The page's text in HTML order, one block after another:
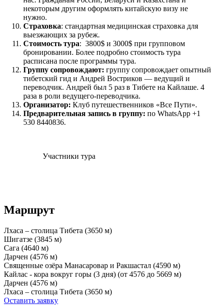
некоторым другим оформлять китайскую визу не
нужно.
Страховка: стандартная медицинская страховка для
выезжающих за рубеж.
Стоимость тура: 3800$ и 3000$ при групповом
бронировании. Более подробно стоимость тура
расписана после программы тура.
Группу сопровождают: группу сопровождает опытный
тибетский гид и Андрей Востриков — ведущий и
переводчик. Андрей был 5 раз в Тибете на Кайлаше. 4
раза в роли ведущего-переводчика.
Организатор: Клуб путешественников «Все Пути».
Предварительная запись в группу: по WhatsApp +1
530 8440836.
Участники тура
Маршрут
Лхаса – столица Тибета (3650 м)
Шигатзе (3845 м)
Сага (4640 м)
Дарчен (4576 м)
Священные озёра Манасаровар и Ракшастал (4590 м)
Кайлас - кора вокруг горы (3 дня) (от 4576 до 5669 м)
Дарчен (4576 м)
Лхаса – столица Тибета (3650 м)
Оставить заявку